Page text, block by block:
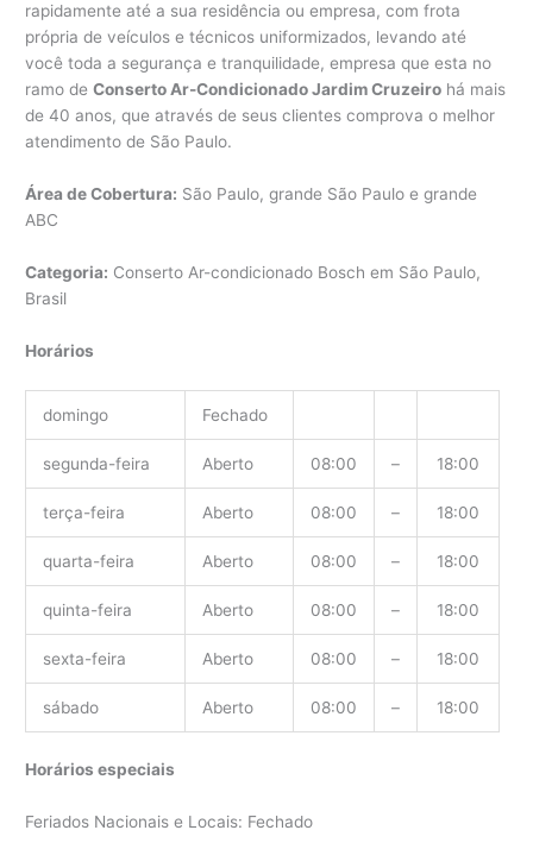
rapidamente até a sua residência ou empresa, com frota
própria de veículos e técnicos uniformizados, levando até
você toda a segurança e tranquilidade, empresa que esta no
ramo deConserto Ar-Condicionado Jardim Cruzeiro há mais
de 40 anos, que através de seus clientes comprova o melhor
atendimento de São Paulo.
Área de Cobertura: São Paulo, grande São Paulo e grande
ABC
Categoria: Conserto Ar-condicionado Bosch em São Paulo,
Brasil
Horários
domingo Fechado
segunda-feira Aberto 08:00 – 18:00
terça-feira Aberto 08:00 – 18:00
quarta-feira Aberto 08:00 – 18:00
quinta-feira Aberto 08:00 – 18:00
sexta-feira Aberto 08:00 – 18:00
sábado Aberto 08:00 – 18:00
Horários especiais
Feriados Nacionais e Locais: Fechado